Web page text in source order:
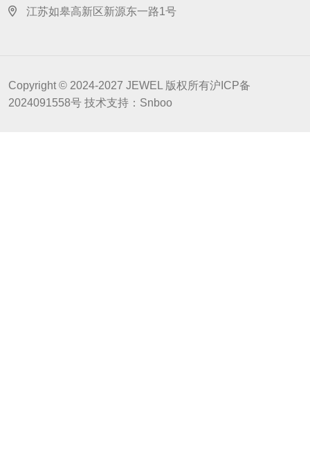
江苏如皋高新区新源东一路1号
Copyright © 2024-2027 JEWEL 版权所有沪ICP备
2024091558号 技术支持： Snboo